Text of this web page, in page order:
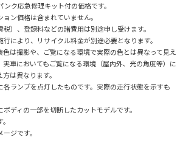
ク応急修理キット付の価格です。
ン価格は含まれていません。
）、登録料などの諸費用は別途申し受けます。
により、リサイクル料金が別途必要となります。
は撮影や、ご覧になる環境で実際の色とは異なって見え
実車においてもご覧になる環境（屋内外、光の角度等）に
は異なります。
ランプを点灯したものです。実際の走行状態を示すも
ディの一部を切断したカットモデルです。
ジです。